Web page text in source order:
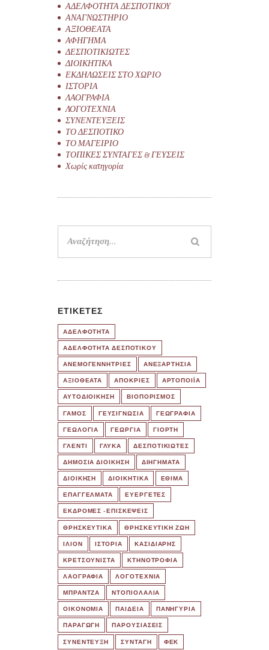
ΑΔΕΛΦΟΤΗΤΑ ΔΕΣΠΟΤΙΚΟΥ
ΑΝΑΓΝΩΣΤΗΡΙΟ
ΑΞΙΟΘΕΑΤΑ
ΑΦΗΓΗΜΑ
ΔΕΣΠΟΤΙΚΙΩΤΕΣ
ΔΙΟΙΚΗΤΙΚΑ
ΕΚΔΗΛΩΣΕΙΣ ΣΤΟ ΧΩΡΙΟ
ΙΣΤΟΡΙΑ
ΛΑΟΓΡΑΦΙΑ
ΛΟΓΟΤΕΧΝΙΑ
ΣΥΝΕΝΤΕΥΞΕΙΣ
ΤΟ ΔΕΣΠΟΤΙΚΟ
ΤΟ ΜΑΓΕΙΡΙΟ
ΤΟΠΙΚΕΣ ΣΥΝΤΑΓΕΣ & ΓΕΥΣΕΙΣ
Χωρίς κατηγορία
για:
ΕΤΙΚΈΤΕΣ
ΑΔΕΛΦΟΤΗΤΑ
ΑΔΕΛΦΟΤΗΤΑ ΔΕΣΠΟΤΙΚΟΥ
ΑΝΕΜΟΓΕΝΝΗΤΡΙΕΣ ΑΝΕΞΑΡΤΗΣΙΑ
ΑΞΙΟΘΕΑΤΑ ΑΠΟΚΡΙΕΣ ΑΡΤΟΠΟΙΪΑ
ΑΥΤΟΔΙΟΙΚΗΣΗ ΒΙΟΠΟΡΙΣΜΟΣ
ΓΑΜΟΣ ΓΕΥΣΙΓΝΩΣΙΑ ΓΕΩΓΡΑΦΙΑ
ΓΕΩΛΟΓΙΑ ΓΕΩΡΓΙΑ ΓΙΟΡΤΗ
ΓΛΕΝΤΙ ΓΛΥΚΑ ΔΕΣΠΟΤΙΚΙΩΤΕΣ
ΔΗΜΟΣΙΑ ΔΙΟΙΚΗΣΗ ΔΙΗΓΗΜΑΤΑ
ΔΙΟΙΚΗΣΗ ΔΙΟΙΚΗΤΙΚΑ ΕΘΙΜΑ
ΕΠΑΓΓΕΛΜΑΤΑ ΕΥΕΡΓΕΤΕΣ
ΕΚΔΡΟΜΈΣ -ΕΠΙΣΚΕΨΕΙΣ
ΘΡΗΣΚΕΥΤΙΚΑ ΘΡΗΣΚΕΥΤΙΚΗ ΖΩΗ
ΙΛΙΟΝ ΙΣΤΟΡΙΑ ΚΑΣΙΔΙΑΡΗΣ
ΚΡΕΤΣΟΥΝΙΣΤΑ ΚΤΗΝΟΤΡΟΦΙΑ
ΛΑΟΓΡΑΦΙΑ ΛΟΓΟΤΕΧΝΙΑ
ΜΠΡΑΝΤΖΑ ΝΤΟΠΙΟΛΑΛΙΑ
ΟΙΚΟΝΟΜΙΑ ΠΑΙΔΕΙΑ ΠΑΝΗΓΥΡΙΑ
ΠΑΡΑΓΩΓΗ ΠΑΡΟΥΣΙΑΣΕΙΣ
ΣΥΝΕΝΤΕΥΞΗ ΣΥΝΤΑΓΗ ΦΕΚ